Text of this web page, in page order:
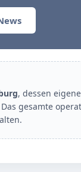
, dessen
gesamte